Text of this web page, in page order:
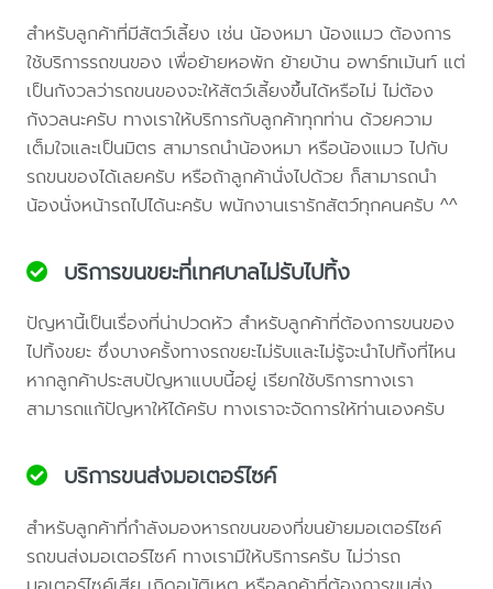
สำหรับลูกค้าที่มีสัตว์เลี้ยง เช่น น้องหมา น้องแมว ต้องการ
ใช้บริการรถขนของ เพื่อย้ายหอพัก ย้ายบ้าน อพาร์ทเม้นท์ แต่
เป็นกังวลว่ารถขนของจะให้สัตว์เลี้ยงขึ้นได้หรือไม่ ไม่ต้อง
กังวลนะครับ ทางเราให้บริการกับลูกค้าทุกท่าน ด้วยความ
เต็มใจและเป็นมิตร สามารถนำน้องหมา หรือน้องแมว ไปกับ
รถขนของได้เลยครับ หรือถ้าลูกค้านั่งไปด้วย ก็สามารถนำ
น้องนั่งหน้ารถไปได้นะครับ พนักงานเรารักสัตว์ทุกคนครับ ^^
บริการขนขยะที่เทศบาลไม่รับไปทิ้ง
ปัญหานี้เป็นเรื่องที่น่าปวดหัว สำหรับลูกค้าที่ต้องการขนของ
ไปทิ้งขยะ ซึ่งบางครั้งทางรถขยะไม่รับและไม่รู้จะนำไปทิ้งที่ไหน
หากลูกค้าประสบปัญหาแบบนี้อยู่ เรียกใช้บริการทางเรา
สามารถแก้ปัญหาให้ได้ครับ ทางเราจะจัดการให้ท่านเองครับ
บริการขนส่งมอเตอร์ไซค์
สำหรับลูกค้าที่กำลังมองหารถขนของที่ขนย้ายมอเตอร์ไซค์
รถขนส่งมอเตอร์ไซค์ ทางเรามีให้บริการครับ ไม่ว่ารถ